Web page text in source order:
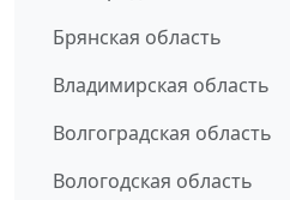
Брянская область
Владимирская область
Волгоградская область
Вологодская область